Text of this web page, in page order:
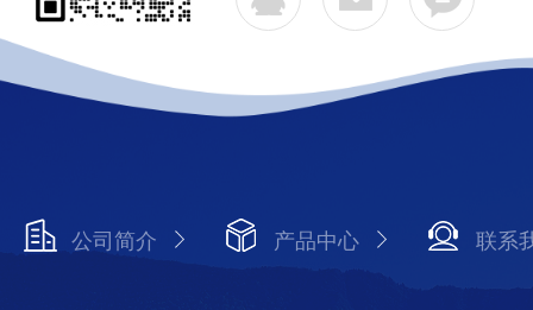
公司简介 产品中心 联系